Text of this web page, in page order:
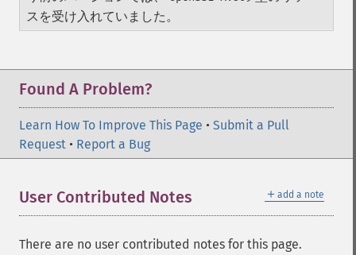
スを受け入れていました。
Found A Problem?
Learn How To Improve This Page • Submit a Pull
Request • Report a Bug
＋ add a note
User Contributed Notes
There are no user contributed notes for this page.